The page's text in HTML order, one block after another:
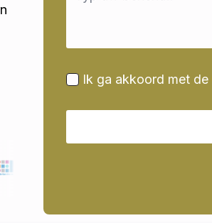
Ik ga akkoord met de